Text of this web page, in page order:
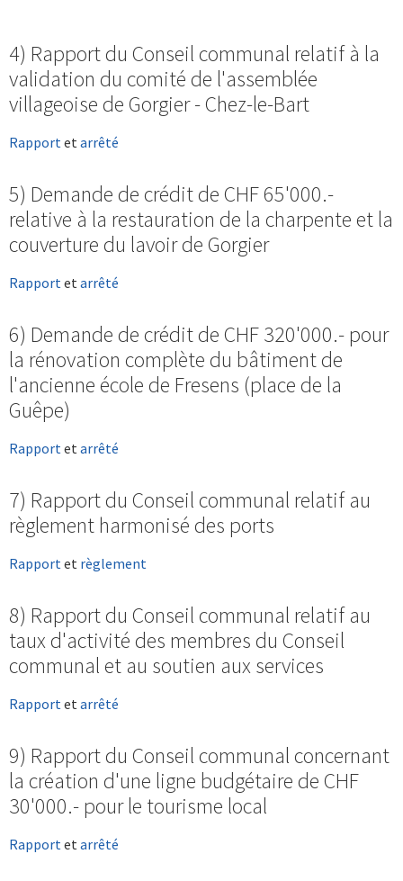
4) Rapport du Conseil communal relatif à la
validation du comité de l'assemblée
villageoise de Gorgier - Chez-le-Bart
Rapportetarrêté
5) Demande de crédit de CHF 65'000.-
relative à la restauration de la charpente et la
couverture du lavoir de Gorgier
Rapportetarrêté
6) Demande de crédit de CHF 320'000.- pour
la rénovation complète du bâtiment de
l'ancienne école de Fresens (place de la
Guêpe)
Rapportetarrêté
7) Rapport du Conseil communal relatif au
règlement harmonisé des ports
Rapportet règlement
8) Rapport du Conseil communal relatif au
taux d'activité des membres du Conseil
communal et au soutien aux services
Rapportetarrêté
9) Rapport du Conseil communal concernant
la création d'une ligne budgétaire de CHF
30'000.- pour le tourisme local
Rapportetarrêté